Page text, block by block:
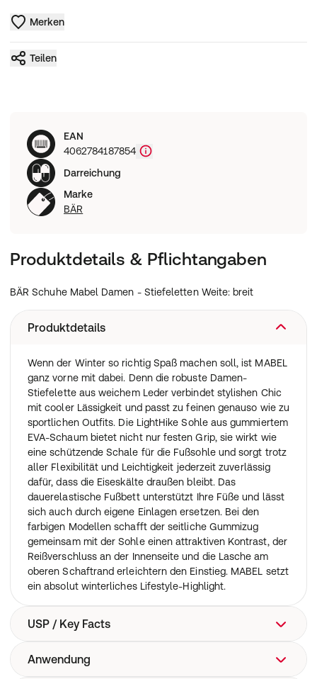
Merken
Teilen
EAN
4062784187854
Darreichung
Marke
BÄR
Produktdetails & Pflichtangaben
BÄR Schuhe Mabel Damen - Stiefeletten Weite: breit
Produktdetails
Wenn der Winter so richtig Spaß machen soll, ist MABEL
ganz vorne mit dabei. Denn die robuste Damen-
Stiefelette aus weichem Leder verbindet stylishen Chic
mit cooler Lässigkeit und passt zu feinen genauso wie zu
sportlichen Outfits. Die LightHike Sohle aus gummiertem
EVA-Schaum bietet nicht nur festen Grip, sie wirkt wie
eine schützende Schale für die Fußsohle und sorgt trotz
aller Flexibilität und Leichtigkeit jederzeit zuverlässig
dafür, dass die Eiseskälte draußen bleibt. Das
dauerelastische Fußbett unterstützt Ihre Füße und lässt
sich auch durch eigene Einlagen ersetzen. Bei den
farbigen Modellen schafft der seitliche Gummizug
gemeinsam mit der Sohle einen attraktiven Kontrast, der
Reißverschluss an der Innenseite und die Lasche am
oberen Schaftrand erleichtern den Einstieg. MABEL setzt
ein absolut winterliches Lifestyle-Highlight.
USP / Key Facts
Natürlich mehr Raum: Die Comfort-Weite H eignet sich
Anwendung